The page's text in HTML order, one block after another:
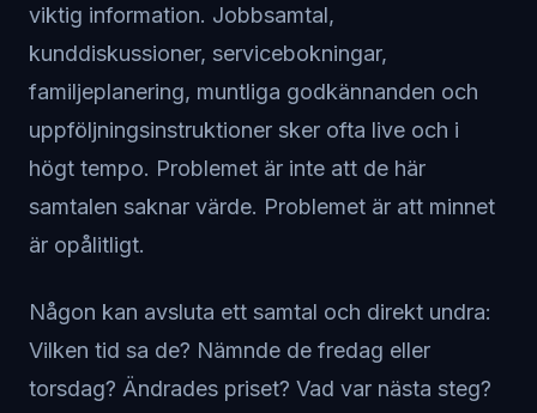
viktig information. Jobbsamtal,
kunddiskussioner, servicebokningar,
familjeplanering, muntliga godkännanden och
uppföljningsinstruktioner sker ofta live och i
högt tempo. Problemet är inte att de här
samtalen saknar värde. Problemet är att minnet
är opålitligt.
Någon kan avsluta ett samtal och direkt undra:
Vilken tid sa de? Nämnde de fredag eller
torsdag? Ändrades priset? Vad var nästa steg?